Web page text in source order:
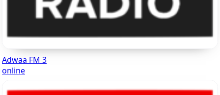
Adwaa FM 3
online